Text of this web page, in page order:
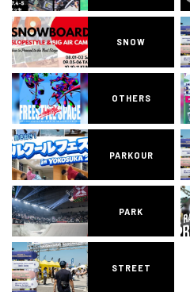
SNOW
OTHERS
PARKOUR
PARK
STREET